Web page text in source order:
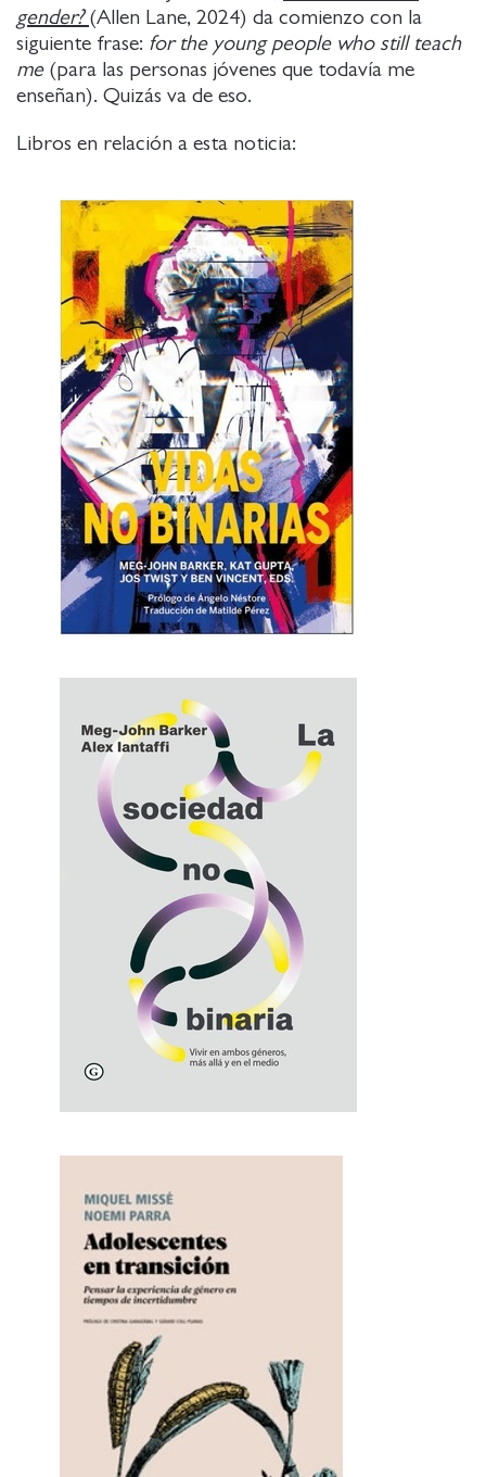
gender?(Allen Lane, 2024) da comienzo con la
siguiente frase: for the young people who still teach
me (para las personas jóvenes que todavía me
enseñan). Quizás va de eso.
Libros en relación a esta noticia: